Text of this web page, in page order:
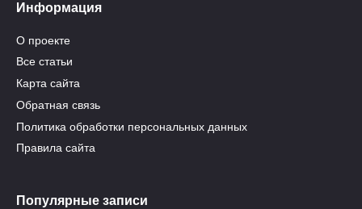
Информация
О проекте
Все статьи
Карта сайта
Обратная связь
Политика обработки персональных данных
Правила сайта
Популярные записи